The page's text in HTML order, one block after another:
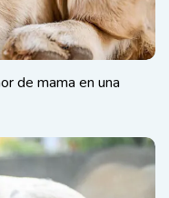
de mama en una